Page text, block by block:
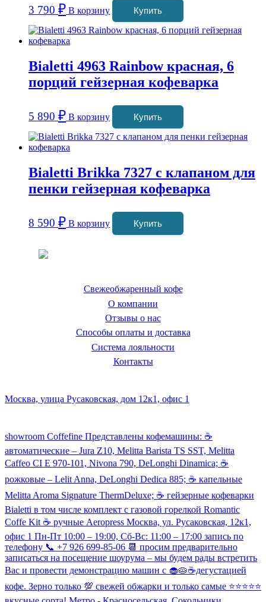
3 790 ₽ В корзину Купить
Bialetti 4963 Rainbow красная, 6
порций гейзерная кофеварка
5 890 ₽ В корзину Купить
Bialetti Brikka 7327 с клапаном для
пенки гейзерная кофеварка
8 590 ₽ В корзину Купить
Свежеобжаренный кофе
О компании
Отзывы о нас
Способы оплаты и доставка
Система лояльности
Контакты
Москва, улица Русаковская, дом 12к1, офис 1
showroom Coffefine Представлены кофемашины: ☕️
автоматические – Jura Z10, Melitta Barista TS SST, Melitta
Caffeo CI Е 970-101, Nivona 790, DeLonghi Dinamica; ☕️
рожковые – Lelit Anna, DeLonghi Dedica 885; ☕️ капельные
Melitta Aroma Signature ThermDeluxe; ☕️ гейзерные кофеварки
Bialetti в том числе комплект с газовой горелкой Romantic
Coffe Kit ☕️ ручные Aeropress Москва, ул. Русаковская, 12к1,
офис 1 Пн-Пт 10:00 – 19:00, Сб-Вс: 11:00 – 17:00 запись по
телефону 📞 +7 926 699-85-06 📆 просим предварительно
записаться на посещение шоурума – мы будем рады встретить
Вас и провести демонстрацию машин с 🧁🥧☕️дегустацией
кофе. Зерно только 💯 свежей обжарки и только самые ⭐️⭐️⭐️⭐️⭐️